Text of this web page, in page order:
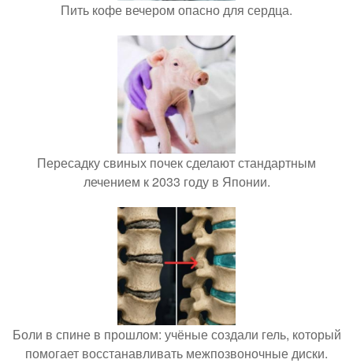
Пить кофе вечером опасно для сердца.
Пересадку свиных почек сделают стандартным
лечением к 2033 году в Японии.
Боли в спине в прошлом: учёные создали гель, который
помогает восстанавливать межпозвоночные диски.